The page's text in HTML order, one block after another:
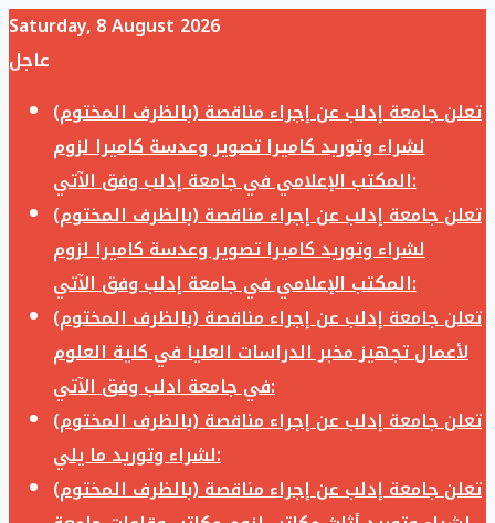
Saturday, 8 August 2026
عاجل
تعلن جامعة إدلب عن إجراء مناقصة (بالظرف المختوم)
لشراء وتوريد كاميرا تصوير وعدسة كاميرا لزوم
المكتب الإعلامي في جامعة إدلب وفق الآتي:
تعلن جامعة إدلب عن إجراء مناقصة (بالظرف المختوم)
لشراء وتوريد كاميرا تصوير وعدسة كاميرا لزوم
المكتب الإعلامي في جامعة إدلب وفق الآتي:
تعلن جامعة إدلب عن إجراء مناقصة (بالظرف المختوم)
لأعمال تجهيز مخبر الدراسات العليا في كلية العلوم
في جامعة ادلب وفق الآتي:
تعلن جامعة إدلب عن إجراء مناقصة (بالظرف المختوم)
لشراء وتوريد ما يلي:
تعلن جامعة إدلب عن إجراء مناقصة (بالظرف المختوم)